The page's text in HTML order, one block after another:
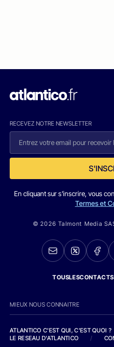
RECEVEZ NOTRE NEWSLETTER
En cliquant sur s'inscrire, vous
Termes et
© 2026 Talmont Media
MIEUX NOUS CONNAITRE
ATLANTICO C'EST QUI, C'EST QUOI ?
LE RESEAU D'ATLANTICO
/